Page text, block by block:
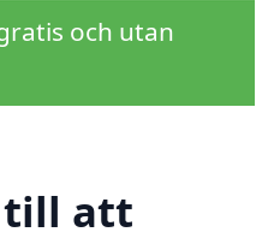
och utan
till att